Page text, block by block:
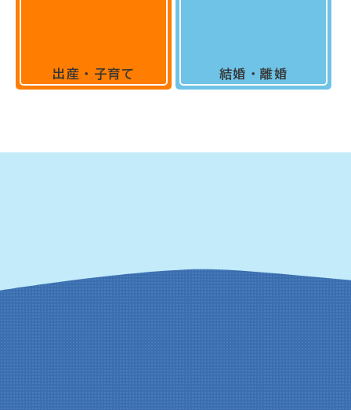
出産・子育て 結婚・離婚